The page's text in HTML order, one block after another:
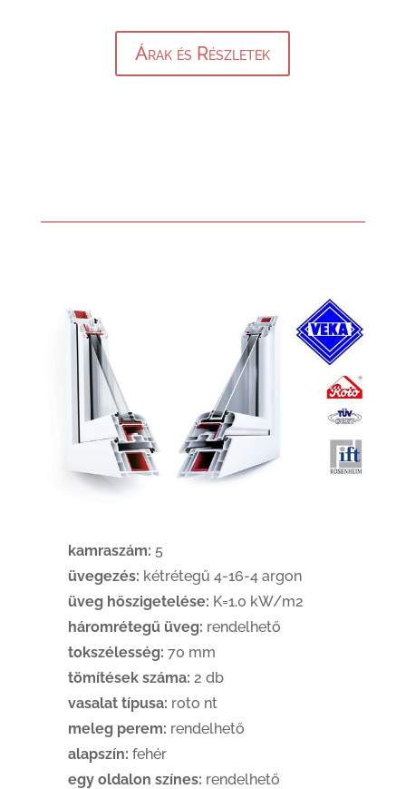
Árak és Részletek
kamraszám: 5
üvegezés: kétrétegű 4-16-4 argon
üveg hőszigetelése: K=1.0 kW/m2
háromrétegű üveg: rendelhető
tokszélesség: 70 mm
tömítések száma: 2 db
vasalat típusa: roto nt
meleg perem: rendelhető
alapszín: fehér
egy oldalon színes: rendelhető